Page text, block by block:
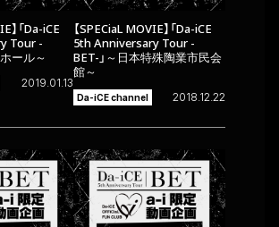
】「Da-iCE
Tour -
ール～
2019.01.13
【SPECiaL MOVIE】「Da-iCE
5th Anniversary Tour -
BET-」～日本特殊陶業市民会
館～
Da-iCE channel 2018.12.22